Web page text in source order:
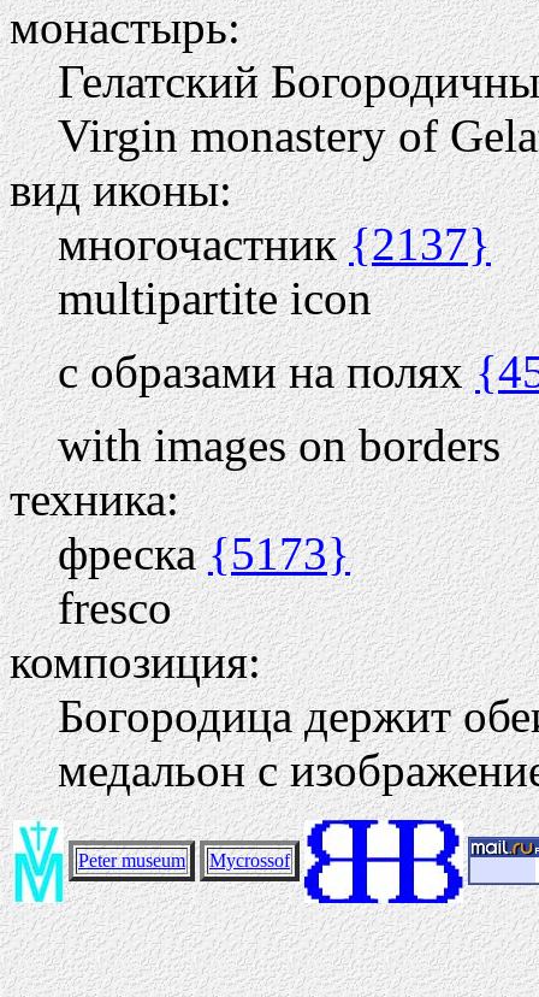
монастырь:
Гелатский
Virgin monastery of
вид иконы:
многочастник{2137}
multipartite icon
с образами на полях
with images on borders
техника:
фреска{5173}
fresco
композиция:
Богородица держит
медальон с
Peter museum Mycrossof